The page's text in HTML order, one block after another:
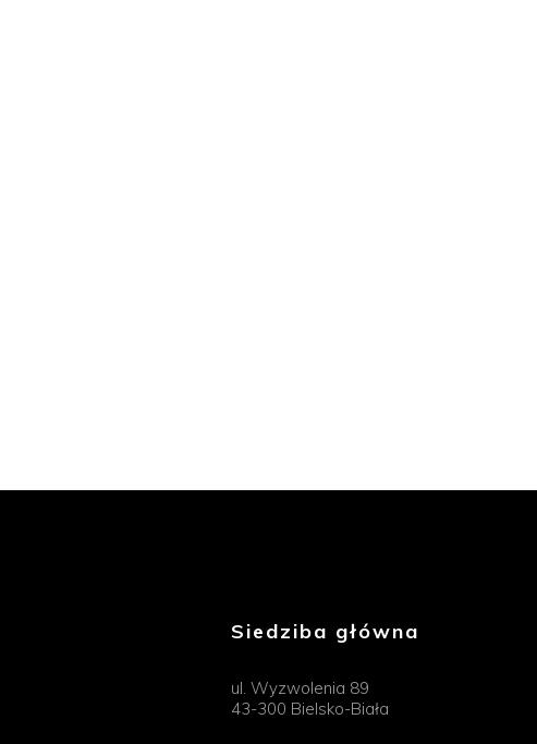
Siedziba główna
ul. Wyzwolenia 89
43-300 Bielsko-Biała